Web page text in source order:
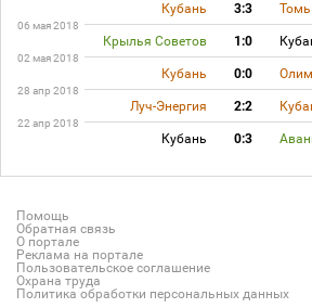
Кубань 3:3 Томь
06 мая 2018
Крылья Советов 1:0
02 мая 2018
Кубань 0:0
28 апр 2018
Луч-Энергия 2:2
22 апр 2018
Кубань 0:3
Помощь
Обратная связь
О портале
Реклама на портале
Пользовательское соглашение
Охрана труда
Политика обработки персональных данных